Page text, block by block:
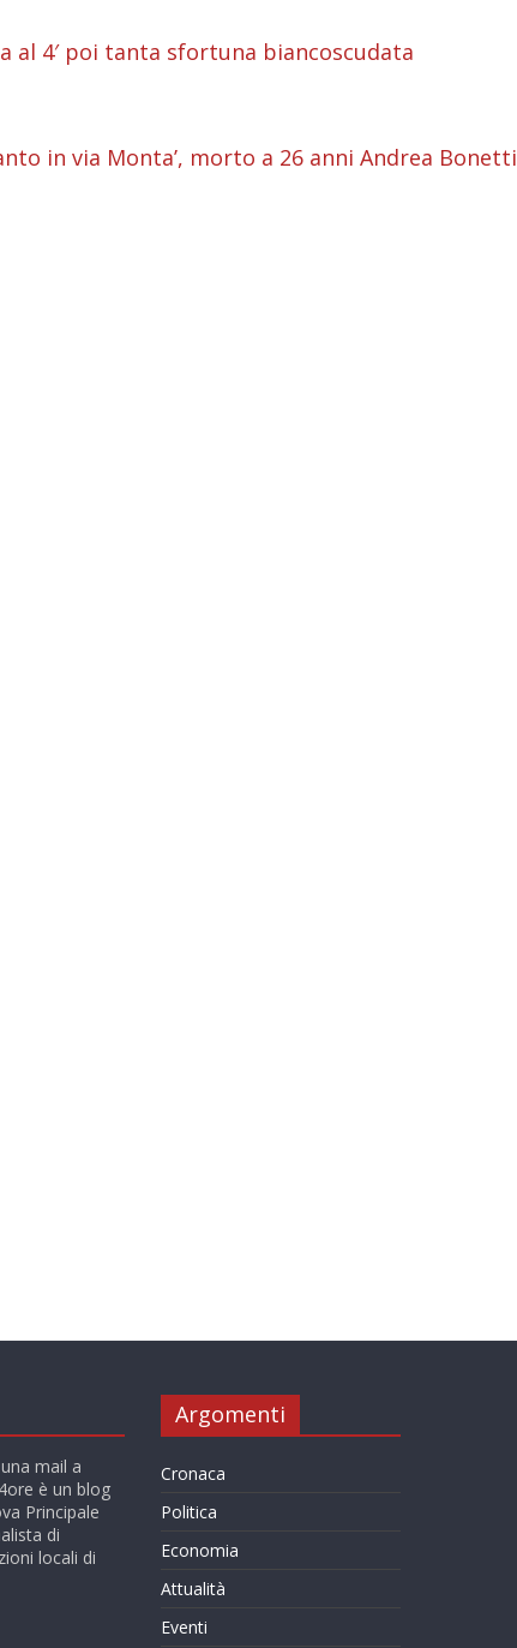
al 4′ poi tanta sfortuna biancoscudata
in via Monta’, morto a 26 anni Andrea Bonetti
mail a
è un blog
Principale
di
locali di
Argomenti
Cronaca
Politica
Economia
Attualità
Eventi